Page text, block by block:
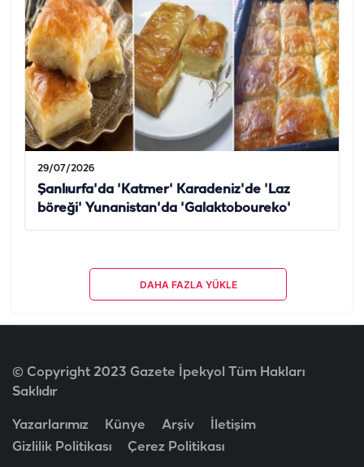
29/07/2026
Şanlıurfa'da 'Katmer' Karadeniz'de 'Laz
böreği' Yunanistan'da 'Galaktoboureko'
DAHA FAZLA YÜKLE
© Copyright 2023 Gazete İpekyol Tüm Hakları
Saklıdır
Yazarlarımız Künye Arşiv
İletişim
Gizlilik Politikası
Çerez Politikası